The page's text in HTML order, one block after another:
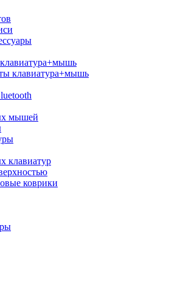
клавиатура+мышь
мышей
клавиатур
коврики